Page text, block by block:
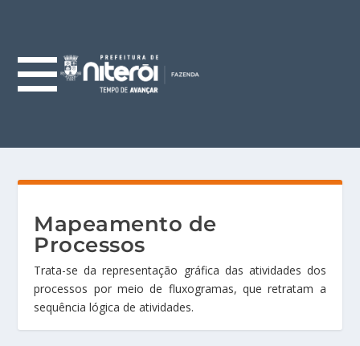
Mapeamento de
Processos
Trata-se da representação gráfica das atividades dos
processos por meio de fluxogramas, que retratam a
sequência lógica de atividades.